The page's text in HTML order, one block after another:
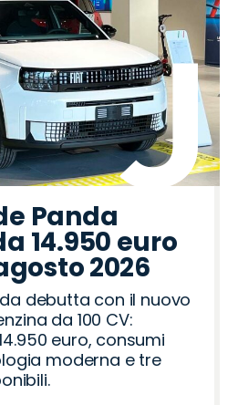
Panda
14.950 euro
2026
debutta con il nuovo
da 100 CV:
euro, consumi
moderna e tre